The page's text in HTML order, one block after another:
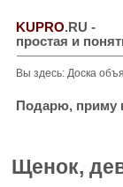
KUPRO.RU -
простая и
Вы здесь: Доска
Подарю, приму
Щенок,